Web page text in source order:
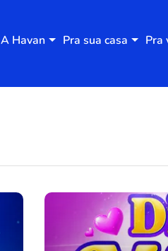
A Havan Pra sua casa Pra